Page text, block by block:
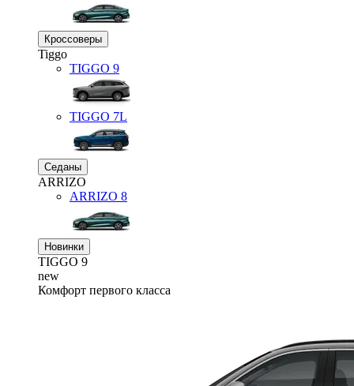
Кроссоверы
Tiggo
TIGGO 9
TIGGO 7L
Седаны
ARRIZO
ARRIZO 8
Новинки
TIGGO 9
new
Комфорт первого класса